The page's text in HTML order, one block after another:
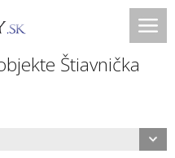
Štiavnička